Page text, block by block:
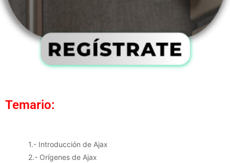
Temario:
1.- Introducción de Ajax
2.- Orígenes de Ajax